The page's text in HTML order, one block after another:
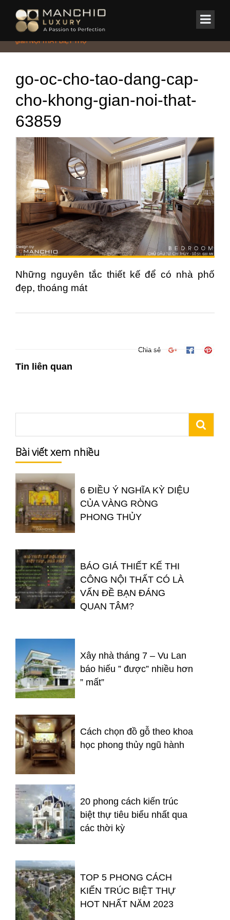
Home/Tin Tức & Sự Kiện/GỖ ÓC CHÓ tạo ĐẲNG CẤP cho không
gian NỘI THẤT BIỆT THỰ
go-oc-cho-tao-dang-cap-
cho-khong-gian-noi-that-
63859
Những nguyên tắc thiết kế để có nhà phố
đẹp, thoáng mát
Chia sẻ
Tin liên quan
Bài viết xem nhiều
6 ĐIỀU Ý NGHĨA KỲ DIỆU
CỦA VÀNG RÒNG
PHONG THỦY
BÁO GIÁ THIẾT KẾ THI
CÔNG NỘI THẤT CÓ LÀ
VẤN ĐỀ BẠN ĐÁNG
QUAN TÂM?
Xây nhà tháng 7 – Vu Lan
báo hiếu ” được” nhiều hơn
” mất”
Cách chọn đồ gỗ theo khoa
học phong thủy ngũ hành
20 phong cách kiến trúc
biệt thự tiêu biểu nhất qua
các thời kỳ
TOP 5 PHONG CÁCH
KIẾN TRÚC BIỆT THỰ
HOT NHẤT NĂM 2023